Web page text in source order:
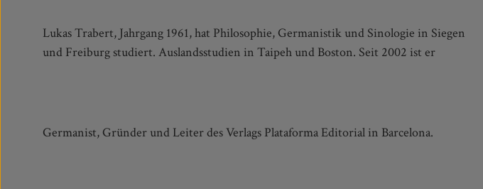
Lukas Trabert, Jahrgang 1961, hat Philosophie, Germanistik und Sinologie in Siegen
und Freiburg studiert. Auslandsstudien in Taipeh und Boston. Seit 2002 ist er
Germanist, Gründer und Leiter des Verlags Plataforma Editorial in Barcelona.